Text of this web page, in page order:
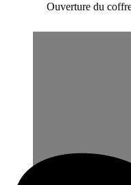
Ouverture du